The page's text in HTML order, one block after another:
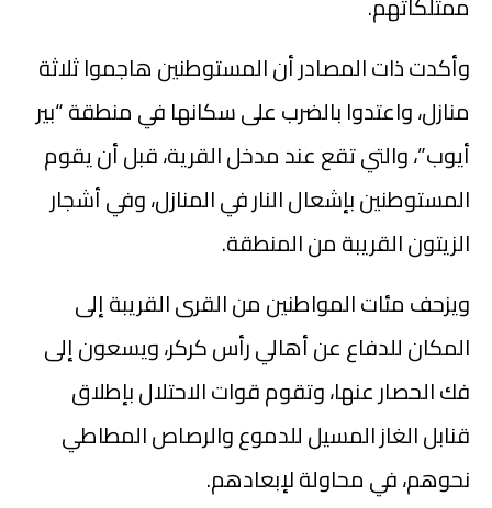
وأكدت ذات المصادر أن المستوطنين هاجموا ثلاثة
منازل، واعتدوا بالضرب على سكانها في منطقة “بير
أيوب”، والتي تقع عند مدخل القرية، قبل أن يقوم
المستوطنين بإشعال النار في المنازل، وفي أشجار
الزيتون القريبة من المنطقة.
ويزحف مئات المواطنين من القرى القريبة إلى
المكان للدفاع عن أهالي رأس كركر، ويسعون إلى
فك الحصار عنها، وتقوم قوات الاحتلال بإطلاق
قنابل الغاز المسيل للدموع والرصاص المطاطي
نحوهم، في محاولة لإبعادهم.